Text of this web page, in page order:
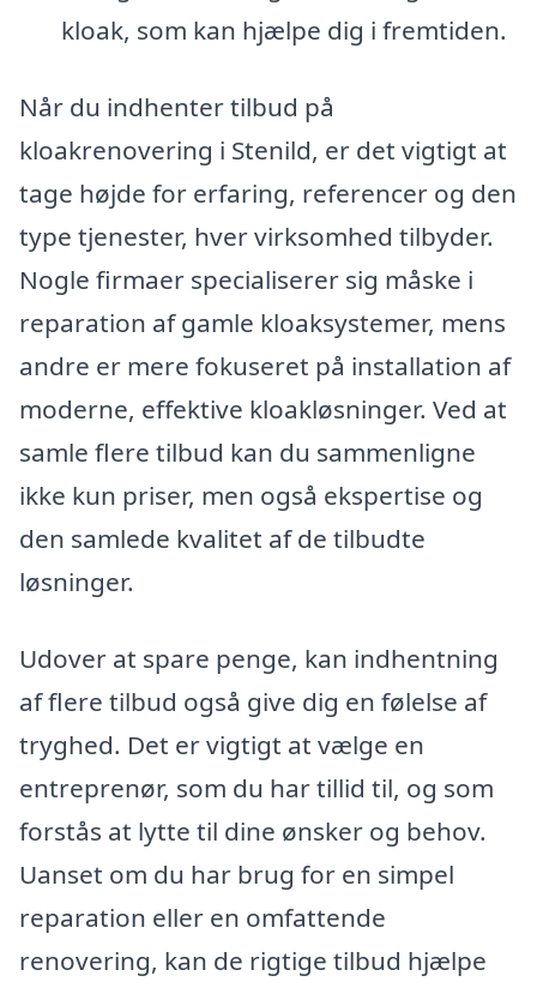
kloak, som kan hjælpe dig i fremtiden.
Når du indhenter tilbud på
kloakrenovering i Stenild, er det vigtigt at
tage højde for erfaring, referencer og den
type tjenester, hver virksomhed tilbyder.
Nogle firmaer specialiserer sig måske i
reparation af gamle kloaksystemer, mens
andre er mere fokuseret på installation af
moderne, effektive kloakløsninger. Ved at
samle flere tilbud kan du sammenligne
ikke kun priser, men også ekspertise og
den samlede kvalitet af de tilbudte
løsninger.
Udover at spare penge, kan indhentning
af flere tilbud også give dig en følelse af
tryghed. Det er vigtigt at vælge en
entreprenør, som du har tillid til, og som
forstås at lytte til dine ønsker og behov.
Uanset om du har brug for en simpel
reparation eller en omfattende
renovering, kan de rigtige tilbud hjælpe